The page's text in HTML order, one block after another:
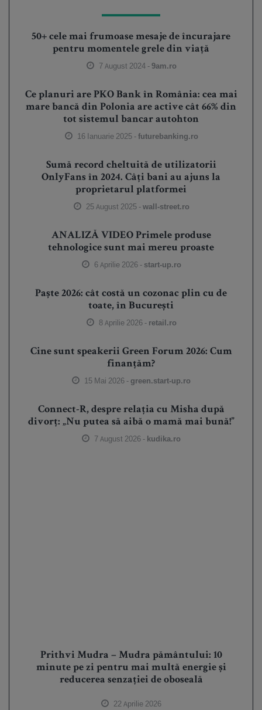
50+ cele mai frumoase mesaje de încurajare
pentru momentele grele din viață
7 August 2024 -9am.ro
Ce planuri are PKO Bank în România: cea mai
mare bancă din Polonia are active cât 66% din
tot sistemul bancar autohton
16 Ianuarie 2025 -futurebanking.ro
Sumă record cheltuită de utilizatorii
OnlyFans în 2024. Câți bani au ajuns la
proprietarul platformei
25 August 2025 -wall-street.ro
ANALIZĂ VIDEO Primele produse
tehnologice sunt mai mereu proaste
6 Aprilie 2026 - start-up.ro
Paște 2026: cât costă un cozonac plin cu de
toate, în București
8 Aprilie 2026 - retail.ro
Cine sunt speakerii Green Forum 2026: Cum
finanțăm?
15 Mai 2026 - green.start-up.ro
Connect-R, despre relația cu Misha după
divorț: „Nu putea să aibă o mamă mai bună!”
7 August 2026 - kudika.ro
Prithvi Mudra – Mudra pământului: 10
minute pe zi pentru mai multă energie și
reducerea senzației de oboseală
22 Aprilie 2026